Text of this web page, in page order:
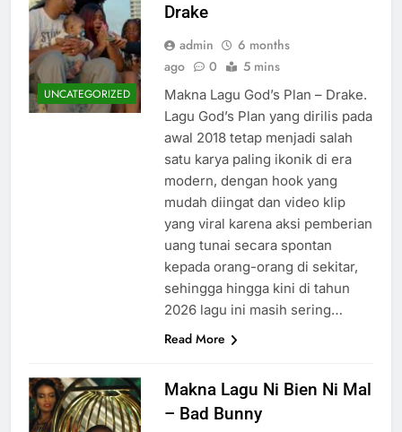
UNCATEGORIZED
Drake
admin
6 months
ago
0 5 mins
Makna Lagu God’s Plan – Drake.
Lagu God’s Plan yang dirilis pada
awal 2018 tetap menjadi salah
satu karya paling ikonik di era
modern, dengan hook yang
mudah diingat dan video klip
yang viral karena aksi pemberian
uang tunai secara spontan
kepada orang-orang di sekitar,
sehingga hingga kini di tahun
2026 lagu ini masih sering…
Read More
Makna Lagu Ni Bien Ni Mal
– Bad Bunny